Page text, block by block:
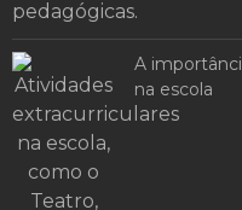
A
na escola